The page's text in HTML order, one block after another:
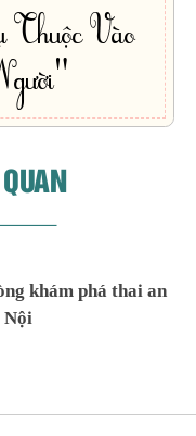
Vào
khám phá thai an
Nội